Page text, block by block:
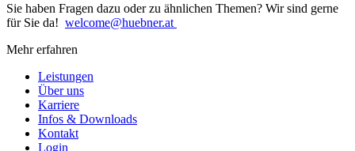
Sie haben Fragen dazu oder zu ähnlichen Themen? Wir sind gerne
für Sie da! welcome@huebner.at
Mehr erfahren
Leistungen
Über uns
Karriere
Infos & Downloads
Kontakt
Login